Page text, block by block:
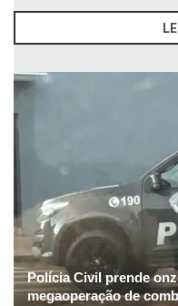
Polícia Civil prende
megaoperação de